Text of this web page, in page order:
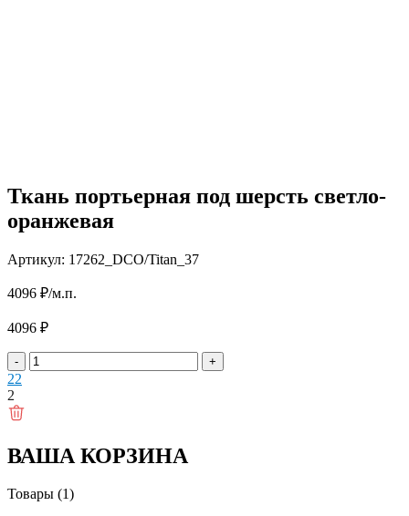
Ткань портьерная под шерсть светло-
оранжевая
Артикул: 17262_DCO/Titan_37
4096 ₽/м.п.
4096 ₽
- +
22
2
ВАША КОРЗИНА
Товары (1)